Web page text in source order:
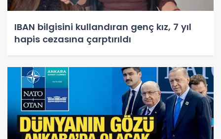
IBAN bilgisini kullandıran genç kız, 7 yıl
hapis cezasına çarptırıldı